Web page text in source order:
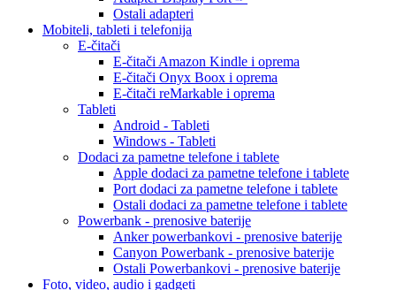
Ostali adapteri
Mobiteli, tableti i telefonija
E-čitači
E-čitači Amazon Kindle i oprema
E-čitači Onyx Boox i oprema
E-čitači reMarkable i oprema
Tableti
Android - Tableti
Windows - Tableti
Dodaci za pametne telefone i tablete
Apple dodaci za pametne telefone i tablete
Port dodaci za pametne telefone i tablete
Ostali dodaci za pametne telefone i tablete
Powerbank - prenosive baterije
Anker powerbankovi - prenosive baterije
Canyon Powerbank - prenosive baterije
Ostali Powerbankovi - prenosive baterije
Foto, video, audio i gadgeti